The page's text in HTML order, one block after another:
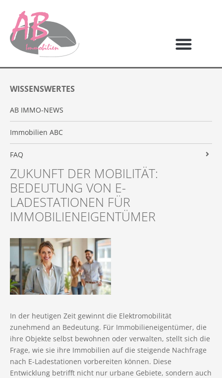
WISSENSWERTES
AB IMMO-NEWS
Immobilien ABC
FAQ
Grundbuchauszug
Nebenkosten
Eigentumswechsel
Kontaktaufnahme
Makleralleinauftrag
Maklerprovision
Widerrufsbelehrung
Besichtigungen
Teilungserklärung
WEG
ZUKUNFT DER MOBILITÄT:
BEDEUTUNG VON E-
LADESTATIONEN FÜR
IMMOBILIENEIGENTÜMER
In der heutigen Zeit gewinnt die Elektromobilität
zunehmend an Bedeutung. Für Immobilieneigentümer, die
ihre Objekte selbst bewohnen oder verwalten, stellt sich die
Frage, wie sie ihre Immobilien auf die steigende Nachfrage
nach E-Ladestationen vorbereiten können. Diese
Entwicklung betrifft nicht nur urbane Gebiete, sondern auch